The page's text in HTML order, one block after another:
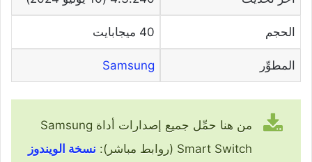
الحجم 40 ميجابايت
المطوِّر Samsung
من هنا حمِّل جميع إصدارات أداة Samsung
Smart Switch (روابط مباشر):
نسخة الويندوز